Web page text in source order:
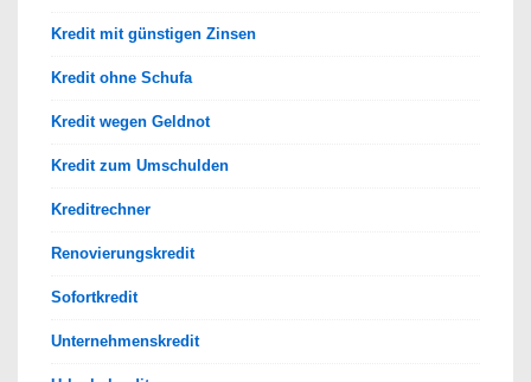
Kredit mit günstigen Zinsen
Kredit ohne Schufa
Kredit wegen Geldnot
Kredit zum Umschulden
Kreditrechner
Renovierungskredit
Sofortkredit
Unternehmenskredit